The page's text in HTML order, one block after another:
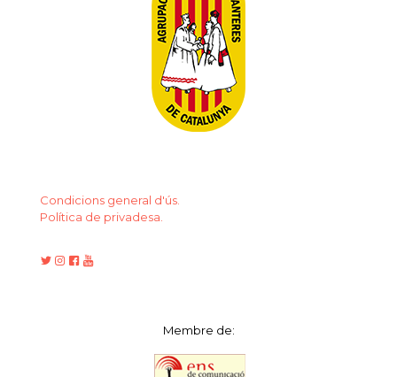
Condicions general d'ús.
Política de privadesa.
Membre de: